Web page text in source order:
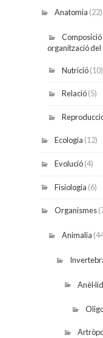
Anatomia (22)
Composició
organització del
Nutrició(10)
Relació(5)
Ecologia (12)
Evolució(4)
Fisiologia (6)
Organismes
Animalia